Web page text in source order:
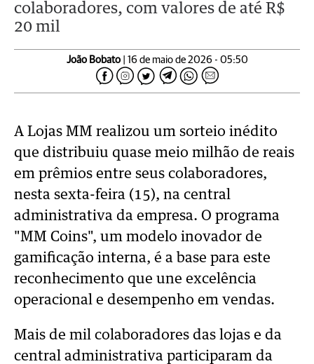
colaboradores, com valores de até R$
20 mil
João Bobato| 16 de maio de 2026 - 05:50
A Lojas MM realizou um sorteio inédito
que distribuiu quase meio milhão de reais
em prêmios entre seus colaboradores,
nesta sexta-feira (15), na central
administrativa da empresa. O programa
"MM Coins", um modelo inovador de
gamificação interna, é a base para este
reconhecimento que une excelência
operacional e desempenho em vendas.
Mais de mil colaboradores das lojas e da
central administrativa participaram da